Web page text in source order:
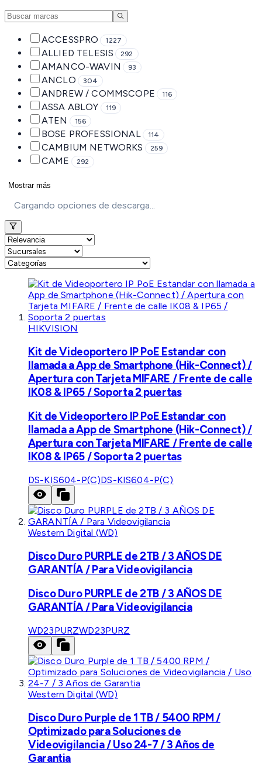
ACCESSPRO 1227
ALLIED TELESIS 292
AMANCO-WAVIN 93
ANCLO 304
ANDREW / COMMSCOPE 116
ASSA ABLOY 119
ATEN 156
BOSE PROFESSIONAL 114
CAMBIUM NETWORKS 259
CAME 292
Mostrar más
Cargando opciones de descarga...
HIKVISION
Kit de Videoportero IP PoE Estandar con
llamada a App de Smartphone (Hik-Connect) /
Apertura con Tarjeta MIFARE / Frente de calle
IK08 & IP65 / Soporta 2 puertas
Kit de Videoportero IP PoE Estandar con
llamada a App de Smartphone (Hik-Connect) /
Apertura con Tarjeta MIFARE / Frente de calle
IK08 & IP65 / Soporta 2 puertas
DS-KIS604-P(C)DS-KIS604-P(C)
Western Digital (WD)
Disco Duro PURPLE de 2TB / 3 AÑOS DE
GARANTÍA / Para Videovigilancia
Disco Duro PURPLE de 2TB / 3 AÑOS DE
GARANTÍA / Para Videovigilancia
WD23PURZWD23PURZ
Western Digital (WD)
Disco Duro Purple de 1 TB / 5400 RPM /
Optimizado para Soluciones de
Videovigilancia / Uso 24-7 / 3 Años de
Garantia